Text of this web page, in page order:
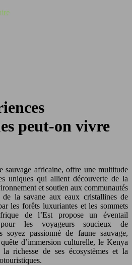
peut-on vivre
sauvage africaine, offre une multitude
uniques qui allient découverte de la
et soutien aux communautés
de la savane aux eaux cristallines de
les forêts luxuriantes et les sommets
de l’Est propose un éventail
pour les voyageurs soucieux de
soyez passionné de faune sauvage,
d’immersion culturelle, le Kenya
richesse de ses écosystèmes et la